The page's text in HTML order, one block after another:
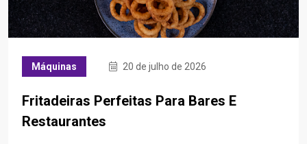
Máquinas 20 de julho de 2026
Fritadeiras Perfeitas Para Bares E
Restaurantes